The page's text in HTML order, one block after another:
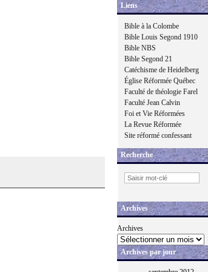
Liens
Bible à la Colombe
Bible Louis Segond 1910
Bible NBS
Bible Segond 21
Catéchisme de Heidelberg
Église Réformée Québec
Faculté de théologie Farel
Faculté Jean Calvin
Foi et Vie Réformées
La Revue Réformée
Site réformé confessant
Recherche
Archives
Archives
Archives par jour